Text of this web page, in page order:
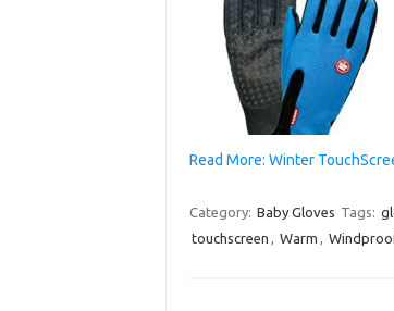
Read More: Winter
Category: Baby Gloves Tags:
touchscreen , Warm ,